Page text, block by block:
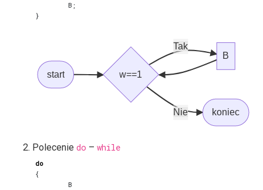
B ;
}
Tak
Nie
start w==1
B
koniec
Polecenie do – while
do
{
B